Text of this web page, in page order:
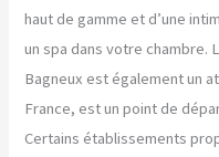
haut de gamme et d’une
un spa dans votre chambre.
Bagneux est également un
France, est un point de
Certains établissements